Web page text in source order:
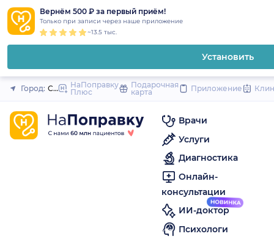
Вернём 500 ₽ за первый приём!
Только при записи через наше приложение
~13.5 тыс.
Установить
Закрыть
Город: Санкт-Петербург
НаПоправку
Плюс
Подарочная
карта
Приложение
Врачи
Услуги
Диагностика
Онлайн-
консультации
ИИ-доктор
Психологи